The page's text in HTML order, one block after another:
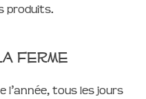
produits.
Ferme
l’année, tous les jours